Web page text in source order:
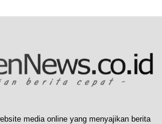
media online yang menyajikan berita